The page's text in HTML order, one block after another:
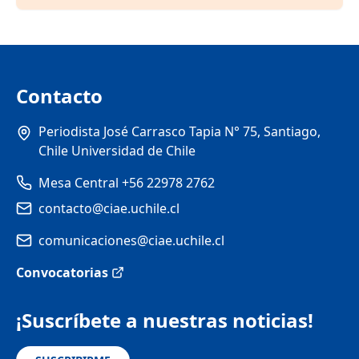
Contacto
Periodista José Carrasco Tapia N° 75, Santiago,
Chile Universidad de Chile
Mesa Central +56 22978 2762
contacto@ciae.uchile.cl
comunicaciones@ciae.uchile.cl
Convocatorias
¡Suscríbete a nuestras noticias!